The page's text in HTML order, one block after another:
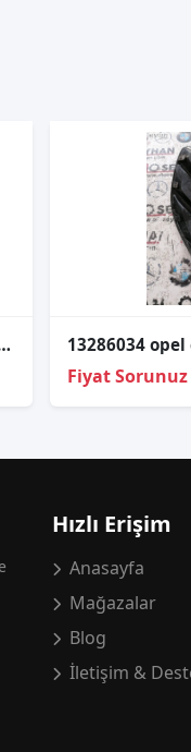
Siyah 1993-2000
Fiyat Sorunuz
Hızlı Erişim
Anasayfa
Mağazalar
Blog
İletişim &